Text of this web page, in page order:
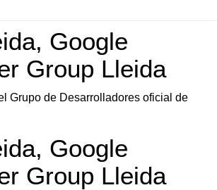
Google
Group Lleida
Grupo de Desarrolladores oficial de
Google
Group Lleida